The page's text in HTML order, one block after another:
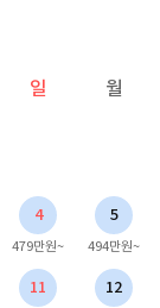
일 월
4
479만원~
5
494만원~
11 12